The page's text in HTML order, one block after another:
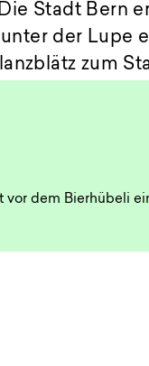
Stadt Bern
der Lupe
zum
vor dem Bierhübeli